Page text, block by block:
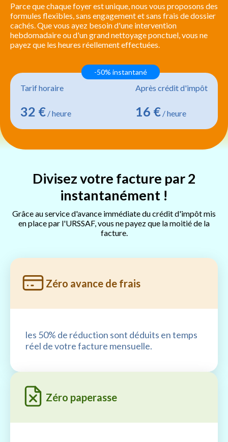
Parce que chaque foyer est unique, nous vous proposons des
formules flexibles, sans engagement et sans frais de dossier
cachés. Que vous ayez besoin d'une intervention
hebdomadaire ou d'un grand nettoyage ponctuel, vous ne
payez que les heures réellement effectuées.
Tarif horaire
32 € / heure
Après crédit d'impôt
16 € / heure
-50% instantané
Divisez votre facture par 2
instantanément !
Grâce au service d'avance immédiate du crédit d'impôt mis
en place par l'URSSAF, vous ne payez que la moitié de la
facture.
Zéro avance de frais
les 50% de réduction sont déduits en temps
réel de votre facture mensuelle.
Zéro paperasse